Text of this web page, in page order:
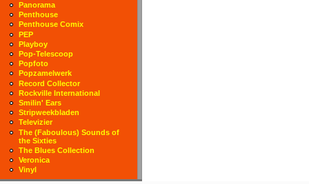
Panorama
Penthouse
Penthouse Comix
PEP
Playboy
Pop-Telescoop
Popfoto
Popzamelwerk
Record Collector
Rockville International
Smilin' Ears
Stripweekbladen
Televizier
The (Faboulous) Sounds of
the Sixties
The Blues Collection
Veronica
Vinyl